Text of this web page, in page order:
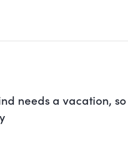
needs a vacation,